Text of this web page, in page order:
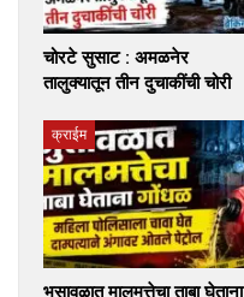
चोरटे सुसाट : अमळनेर
तालुक्यातून तीन दुचाकींची चोरी
क्राईम
भुसावळात मालमत्तेचा ताबा घेताना